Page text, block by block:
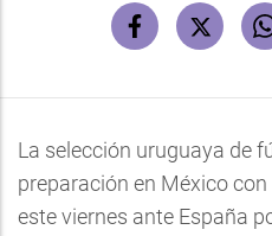
La selección uruguaya de
preparación en México
este viernes ante España